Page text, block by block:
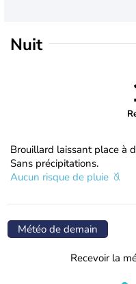
Nuit
Brouillard laissant place à
Sans précipitations.
Aucun risque de pluie
Météo de demain
Recevoir la